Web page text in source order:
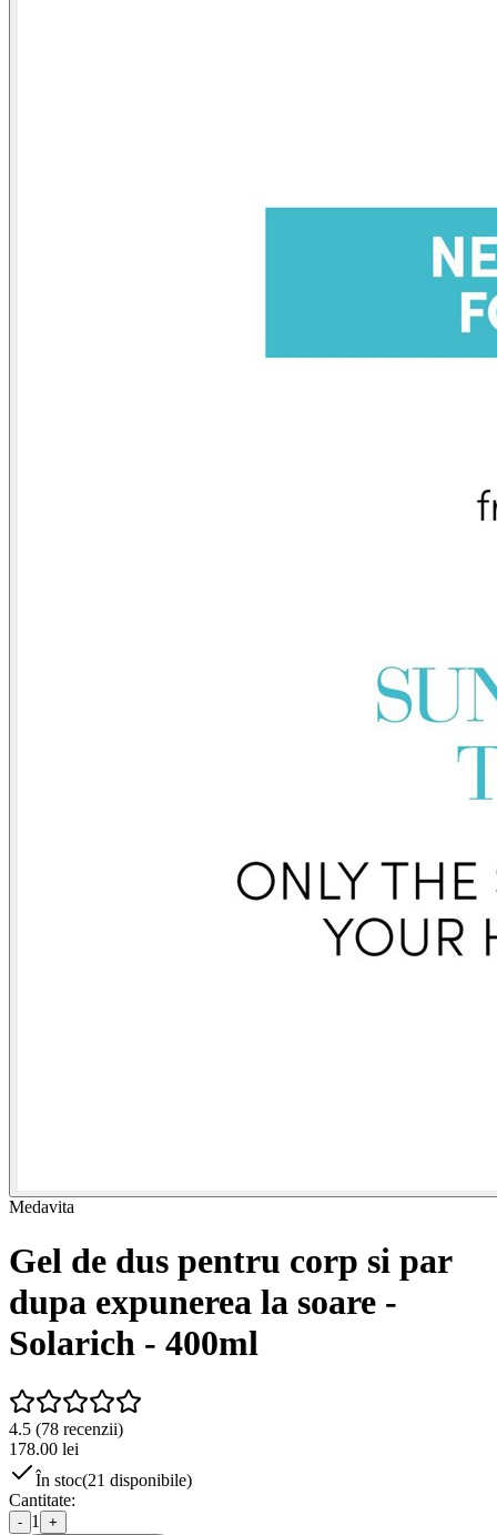
Medavita
Gel de dus pentru corp si par
dupa expunerea la soare -
Solarich - 400ml
4.5 (78 recenzii)
178.00 lei
În stoc(21 disponibile)
Cantitate:
- 1 +